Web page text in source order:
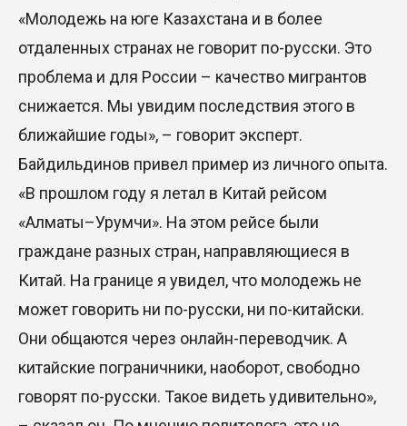
механизмом учета мнения общества – эксперт
21 Июл. 2026 12:02
SOUEAST Summer CUP 2026 объединил семьи и
юных футболистов в Алматы
20 Июл. 2026 11:14
«Молодежь на юге Казахстана и в более
отдаленных странах не говорит по-русски. Это
проблема и для России – качество мигрантов
снижается. Мы увидим последствия этого в
ближайшие годы», – говорит эксперт.
Байдильдинов привел пример из личного опыта.
«В прошлом году я летал в Китай рейсом
«Алматы–Урумчи». На этом рейсе были
граждане разных стран, направляющиеся в
Китай. На границе я увидел, что молодежь не
может говорить ни по-русски, ни по-китайски.
Они общаются через онлайн-переводчик. А
китайские пограничники, наоборот, свободно
говорят по-русски. Такое видеть удивительно»,